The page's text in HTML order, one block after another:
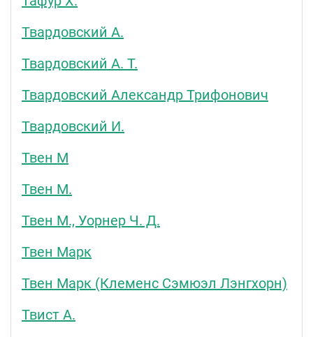
Твардовский А.
Твардовский А. Т.
Твардовский Александр Трифонович
Твардовский И.
Твен М
Твен М.
Твен М., Уорнер Ч. Д.
Твен Марк
Твен Марк (Клеменс Сэмюэл Лэнгхорн)
Твист А.